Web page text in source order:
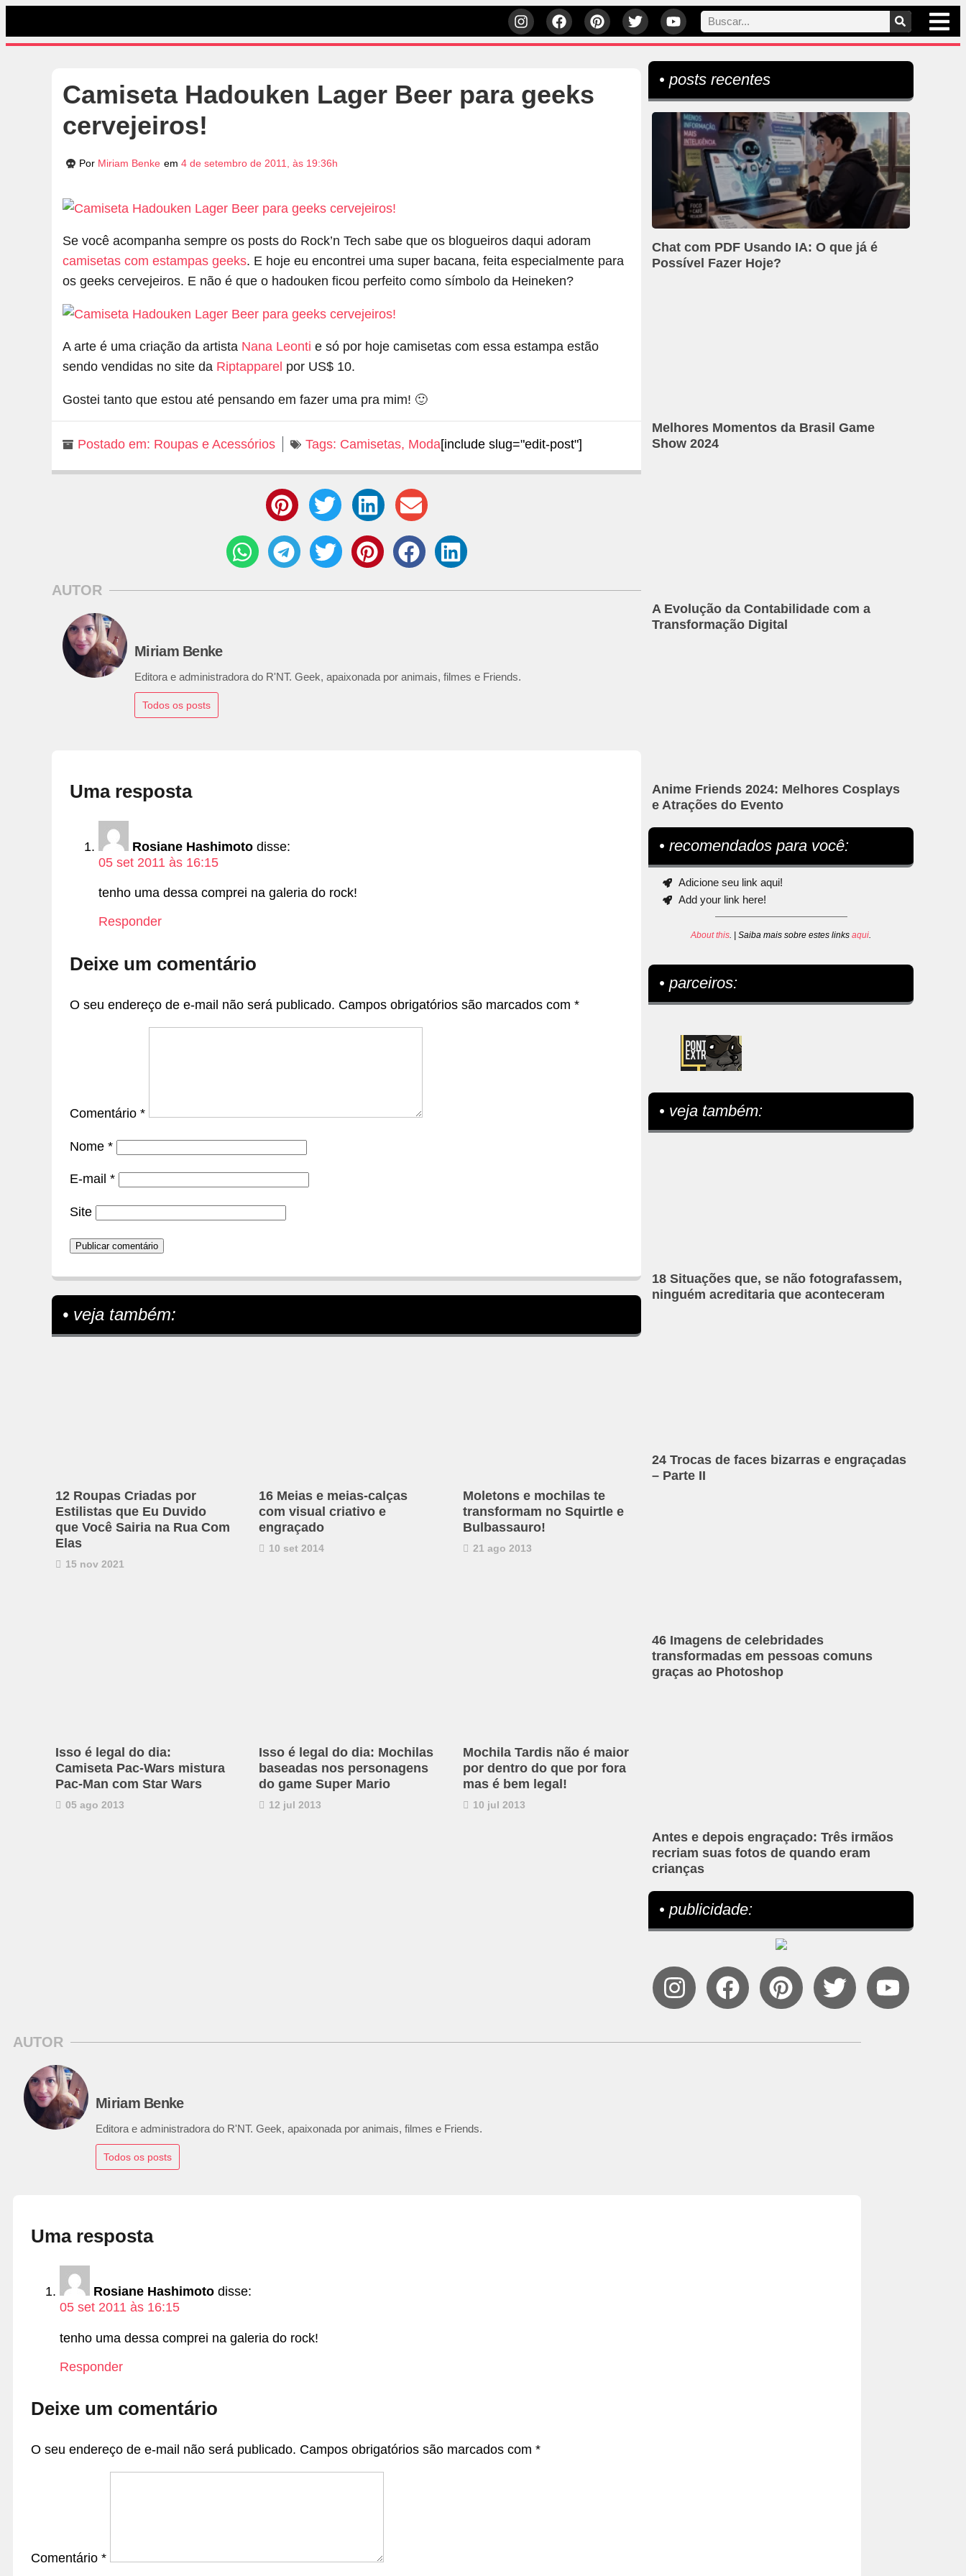
Camiseta Hadouken Lager Beer para geeks
cervejeiros!
Por Miriam Benke em 4 de setembro de 2011, às 19:36h
Se você acompanha sempre os posts do Rock’n Tech sabe que os blogueiros daqui adoram
camisetas com estampas geeks. E hoje eu encontrei uma super bacana, feita especialmente para
os geeks cervejeiros. E não é que o hadouken ficou perfeito como símbolo da Heineken?
A arte é uma criação da artista Nana Leonti e só por hoje camisetas com essa estampa estão
sendo vendidas no site da Riptapparel por US$ 10.
Gostei tanto que estou até pensando em fazer uma pra mim! 🙂
Postado em: Roupas e Acessórios Tags: Camisetas, Moda[include slug="edit-post"]
AUTOR
Miriam Benke
Editora e administradora do R'NT. Geek, apaixonada por animais, filmes e Friends.
Todos os posts
Uma resposta
Rosiane Hashimoto disse:
05 set 2011 às 16:15
tenho uma dessa comprei na galeria do rock!
Responder
Deixe um comentário
O seu endereço de e-mail não será publicado. Campos obrigatórios são marcados com *
Comentário *
Nome *
E-mail *
Site
• veja também:
12 Roupas Criadas por
Estilistas que Eu Duvido
que Você Sairia na Rua Com
Elas
15 nov 2021
16 Meias e meias-calças
com visual criativo e
engraçado
10 set 2014
Moletons e mochilas te
transformam no Squirtle e
Bulbassauro!
21 ago 2013
Isso é legal do dia:
Camiseta Pac-Wars mistura
Pac-Man com Star Wars
05 ago 2013
Isso é legal do dia: Mochilas
baseadas nos personagens
do game Super Mario
12 jul 2013
Mochila Tardis não é maior
por dentro do que por fora
mas é bem legal!
10 jul 2013
• posts recentes
Chat com PDF Usando IA: O que já é
Possível Fazer Hoje?
Melhores Momentos da Brasil Game
Show 2024
A Evolução da Contabilidade com a
Transformação Digital
Anime Friends 2024: Melhores Cosplays
e Atrações do Evento
• recomendados para você:
Adicione seu link aqui!
Add your link here!
About this. | Saiba mais sobre estes linksaqui.
• parceiros:
• veja também:
18 Situações que, se não fotografassem,
ninguém acreditaria que aconteceram
24 Trocas de faces bizarras e engraçadas
– Parte II
46 Imagens de celebridades
transformadas em pessoas comuns
graças ao Photoshop
Antes e depois engraçado: Três irmãos
recriam suas fotos de quando eram
crianças
• publicidade:
AUTOR
Miriam Benke
Editora e administradora do R'NT. Geek, apaixonada por animais, filmes e Friends.
Todos os posts
Uma resposta
Rosiane Hashimoto disse:
05 set 2011 às 16:15
tenho uma dessa comprei na galeria do rock!
Responder
Deixe um comentário
O seu endereço de e-mail não será publicado. Campos obrigatórios são marcados com *
Comentário *